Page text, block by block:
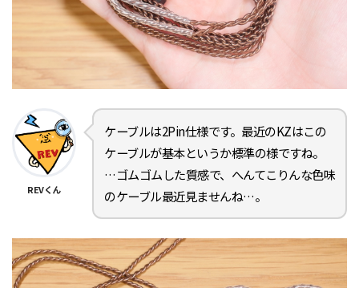
REVくん
ケーブルは2Pin仕様です。最近のKZはこの
ケーブルが基本というか標準の様ですね。
…ゴムゴムした質感で、へんてこりんな色味
のケーブル最近見ませんね…。